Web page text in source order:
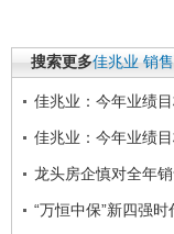
搜索更多佳兆业 销
佳兆业：今年业绩
佳兆业：今年业绩
龙头房企慎对全年
“万恒中保”新四强